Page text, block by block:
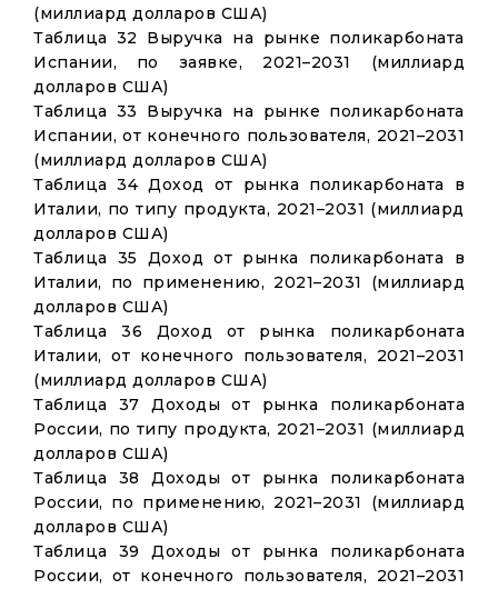
(миллиард долларов США)
Таблица 32 Выручка на рынке поликарбоната
Испании, по заявке, 2021–2031 (миллиард
долларов США)
Таблица 33 Выручка на рынке поликарбоната
Испании, от конечного пользователя, 2021–2031
(миллиард долларов США)
Таблица 34 Доход от рынка поликарбоната в
Италии, по типу продукта, 2021–2031 (миллиард
долларов США)
Таблица 35 Доход от рынка поликарбоната в
Италии, по применению, 2021–2031 (миллиард
долларов США)
Таблица 36 Доход от рынка поликарбоната
Италии, от конечного пользователя, 2021–2031
(миллиард долларов США)
Таблица 37 Доходы от рынка поликарбоната
России, по типу продукта, 2021–2031 (миллиард
долларов США)
Таблица 38 Доходы от рынка поликарбоната
России, по применению, 2021–2031 (миллиард
долларов США)
Таблица 39 Доходы от рынка поликарбоната
России, от конечного пользователя, 2021–2031